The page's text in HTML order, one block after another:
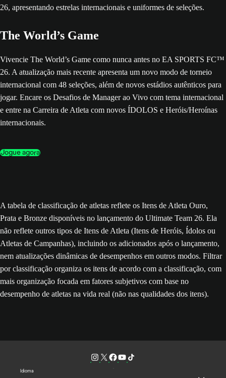
The World’s Game
Vivencie The World’s Game como nunca antes no EA SPORTS FC™
26. A atualização mais recente apresenta um novo modo de torneio
internacional com 48 seleções, além de novos estádios autênticos para
jogar. Encare os Desafios de Manager ao Vivo com tema internacional
e entre na Carreira de Atleta com novos ÍDOLOS e Heróis/Heroínas
internacionais.
Jogue agora
A tabela de classificação de atletas reflete os Itens de Atleta Ouro,
Prata e Bronze disponíveis no lançamento do Ultimate Team 26. Ela
não reflete outros tipos de Itens de Atleta (Itens de Heróis, Ídolos ou
Atletas de Campanhas), incluindo os adicionados após o lançamento,
nem atualizações dinâmicas de desempenhos em outros modos. Filtrar
por classificação organiza os itens de acordo com a classificação, com
mais organização focada em fatores subjetivos com base no
desempenho de atletas na vida real (não nas qualidades dos itens).
Idioma